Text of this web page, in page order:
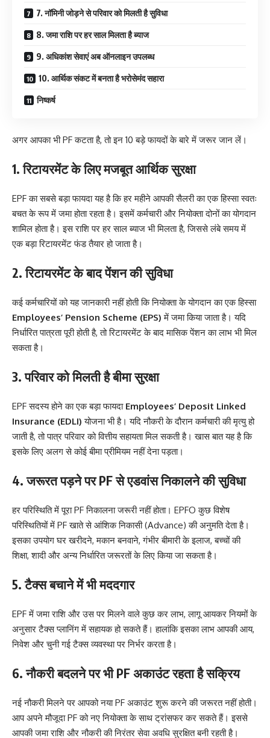
7. नॉमिनी जोड़ने से परिवार को मिलती है सुविधा
8. जमा राशि पर हर साल मिलता है ब्याज
9. अधिकांश सेवाएं अब ऑनलाइन उपलब्ध
10. आर्थिक संकट में बनता है भरोसेमंद सहारा
निष्कर्ष
अगर आपका भी PF कटता है, तो इन 10 बड़े फायदों के बारे में जरूर जान लें।
1. रिटायरमेंट के लिए मजबूत आर्थिक सुरक्षा
EPF का सबसे बड़ा फायदा यह है कि हर महीने आपकी सैलरी का एक हिस्सा स्वतः
बचत के रूप में जमा होता रहता है। इसमें कर्मचारी और नियोक्ता दोनों का योगदान
शामिल होता है। इस राशि पर हर साल ब्याज भी मिलता है, जिससे लंबे समय में
एक बड़ा रिटायरमेंट फंड तैयार हो जाता है।
2. रिटायरमेंट के बाद पेंशन की सुविधा
कई कर्मचारियों को यह जानकारी नहीं होती कि नियोक्ता के योगदान का एक हिस्सा
Employees’ Pension Scheme (EPS) में जमा किया जाता है। यदि
निर्धारित पात्रता पूरी होती है, तो रिटायरमेंट के बाद मासिक पेंशन का लाभ भी मिल
सकता है।
3. परिवार को मिलती है बीमा सुरक्षा
EPF सदस्य होने का एक बड़ा फायदा Employees’ Deposit Linked
Insurance (EDLI) योजना भी है। यदि नौकरी के दौरान कर्मचारी की मृत्यु हो
जाती है, तो पात्र परिवार को वित्तीय सहायता मिल सकती है। खास बात यह है कि
इसके लिए अलग से कोई बीमा प्रीमियम नहीं देना पड़ता।
4. जरूरत पड़ने पर PF से एडवांस निकालने की सुविधा
हर परिस्थिति में पूरा PF निकालना जरूरी नहीं होता। EPFO कुछ विशेष
परिस्थितियों में PF खाते से आंशिक निकासी (Advance) की अनुमति देता है।
इसका उपयोग घर खरीदने, मकान बनवाने, गंभीर बीमारी के इलाज, बच्चों की
शिक्षा, शादी और अन्य निर्धारित जरूरतों के लिए किया जा सकता है।
5. टैक्स बचाने में भी मददगार
EPF में जमा राशि और उस पर मिलने वाले कुछ कर लाभ, लागू आयकर नियमों के
अनुसार टैक्स प्लानिंग में सहायक हो सकते हैं। हालांकि इसका लाभ आपकी आय,
निवेश और चुनी गई टैक्स व्यवस्था पर निर्भर करता है।
6. नौकरी बदलने पर भी PF अकाउंट रहता है सक्रिय
नई नौकरी मिलने पर आपको नया PF अकाउंट शुरू करने की जरूरत नहीं होती।
आप अपने मौजूदा PF को नए नियोक्ता के साथ ट्रांसफर कर सकते हैं। इससे
आपकी जमा राशि और नौकरी की निरंतर सेवा अवधि सुरक्षित बनी रहती है।